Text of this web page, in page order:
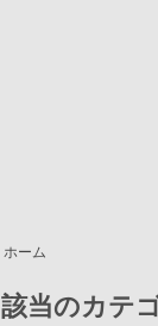
ホーム
該当のカテ